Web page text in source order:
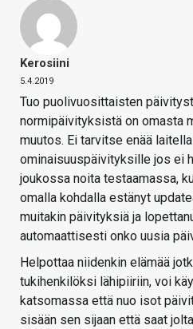
Kerosiini
5.4.2019
Tuo puolivuosittaisten
normipäivityksistä on omasta
muutos. Ei tarvitse enää
ominaisuuspäivityksille jos ei
joukossa noita testaamassa,
omalla kohdalla estänyt
muitakin päivityksiä ja
automaattisesti onko uusia
Helpottaa niidenkin elämää
tukihenkilöksi lähipiiriin, voi
katsomassa että nuo isot
sisään sen sijaan että saat